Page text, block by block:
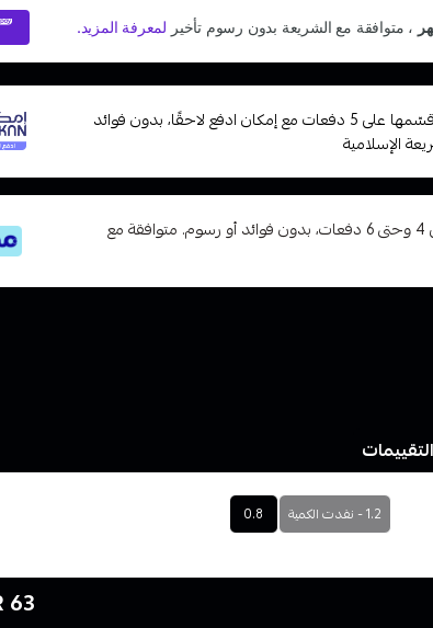
وقسّمها على 5 دفعات مع إمكان ادفع لاحقًا، بدون فوائد
الإسلامية
قسم دفعاتك بطريقة ميسرة إلى 4 وحتى 6 دفعات، بدون فوائد أو رسوم. متوافقة مع
1.2 - نفدت الكمية 0.8
63 SAR